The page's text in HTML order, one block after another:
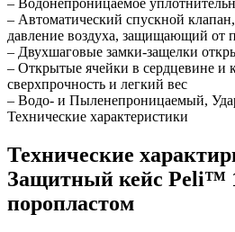
– Водонепроницаемое
– Автоматический спускной
давление воздуха, защищающий от
– Двухшаговые замки-защелки
– Открытые ячейки в сердцевине и
сверхпрочность и легкий вес
– Водо- и Пыленепроницаемый,
Технические характеристики
Технические
Защитный кейс Peli™
поропластом